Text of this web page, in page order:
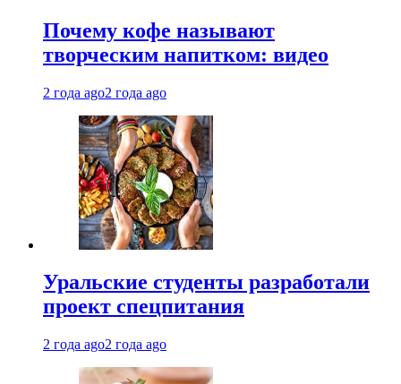
Почему кофе называют
творческим напитком: видео
2 года ago2 года ago
Уральские студенты разработали
проект спецпитания
2 года ago2 года ago